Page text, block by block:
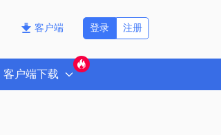
客户端 注册
登录
客户端下载